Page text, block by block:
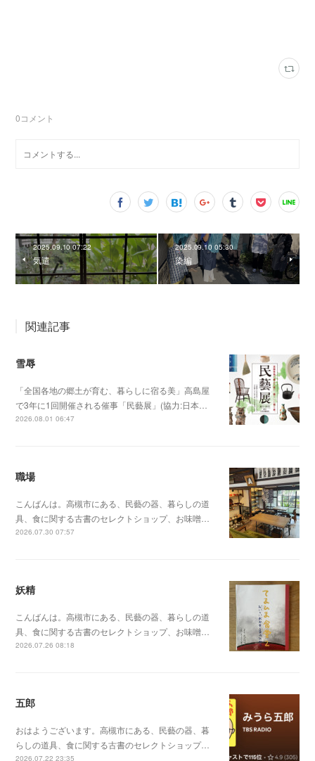
0コメント
2025.09.10 07:22
気遣
2025.09.10 05:30
染編
関連記事
雪辱
「全国各地の郷土が育む、暮らしに宿る美」高島屋
で3年に1回開催される催事「民藝展」(協力:日本…
2026.08.01 06:47
職場
こんばんは。高槻市にある、民藝の器、暮らしの道
具、食に関する古書のセレクトショップ、お味噌…
2026.07.30 07:57
妖精
こんばんは。高槻市にある、民藝の器、暮らしの道
具、食に関する古書のセレクトショップ、お味噌…
2026.07.26 08:18
五郎
おはようございます。高槻市にある、民藝の器、暮
らしの道具、食に関する古書のセレクトショップ…
2026.07.22 23:35